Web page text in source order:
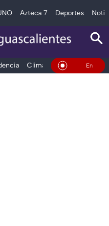
Azteca 7 Deportes
Clima Deportes En Vivo